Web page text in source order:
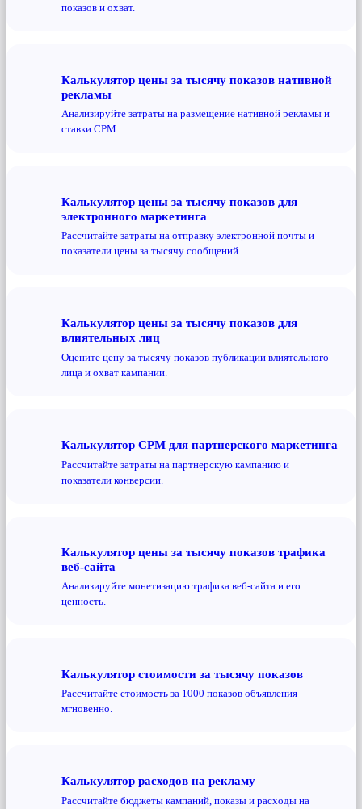
показов и охват.
Калькулятор цены за тысячу показов нативной
рекламы
Анализируйте затраты на размещение нативной рекламы и
ставки CPM.
Калькулятор цены за тысячу показов для
электронного маркетинга
Рассчитайте затраты на отправку электронной почты и
показатели цены за тысячу сообщений.
Калькулятор цены за тысячу показов для
влиятельных лиц
Оцените цену за тысячу показов публикации влиятельного
лица и охват кампании.
Калькулятор CPM для партнерского маркетинга
Рассчитайте затраты на партнерскую кампанию и
показатели конверсии.
Калькулятор цены за тысячу показов трафика
веб-сайта
Анализируйте монетизацию трафика веб-сайта и его
ценность.
Калькулятор стоимости за тысячу показов
Рассчитайте стоимость за 1000 показов объявления
мгновенно.
Калькулятор расходов на рекламу
Рассчитайте бюджеты кампаний, показы и расходы на